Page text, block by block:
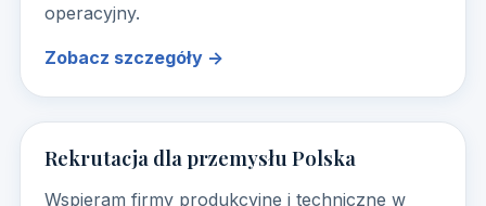
operacyjny.
Zobacz szczegóły →
Rekrutacja dla przemysłu Polska
Wspieram firmy produkcyjne i techniczne w